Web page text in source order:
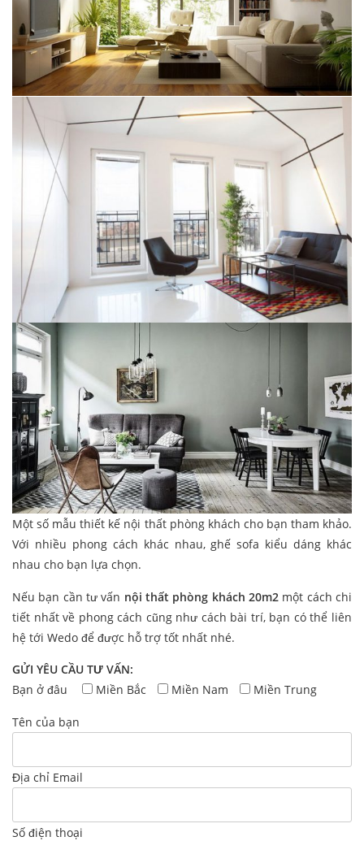
Một số mẫu thiết kế nội thất phòng khách cho bạn tham khảo.
Với nhiều phong cách khác nhau, ghế sofa kiểu dáng khác
nhau cho bạn lựa chọn.
Nếu bạn cần tư vấn nội thất phòng khách 20m2 một cách chi
tiết nhất về phong cách cũng như cách bài trí, bạn có thể liên
hệ tới Wedo để được hỗ trợ tốt nhất nhé.
GỬI YÊU CẦU TƯ VẤN:
Bạn ở đâu
Miền Bắc Miền Nam Miền Trung
Tên của bạn
Địa chỉ Email
Số điện thoại